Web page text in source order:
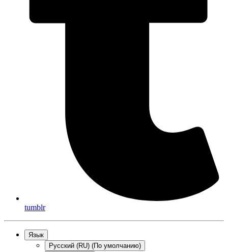
tumblr
Язык
Русский (RU) (По умолчанию)